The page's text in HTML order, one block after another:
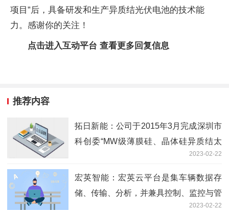
项目”后，具备研发和生产异质结光伏电池的技术能
力。感谢你的关注！
点击进入互动平台 查看更多回复信息
推荐内容
拓日新能：公司于2015年3月完成深圳市
科创委“MW级薄膜硅、晶体硅异质结太
阳电池研发项目”后，具备研发和生产异
质结光伏电池的技术能力|全球新资讯
2023-02-22
宏英智能：宏英云平台是集车辆数据存
储、传输、分析，并兼具控制、监控与管
2023-02-22